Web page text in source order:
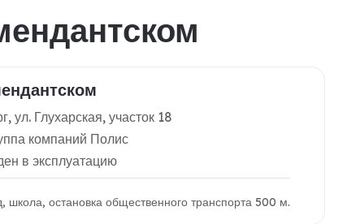
ул. Глухарская, участок 18
компаний Полис
в эксплуатацию
школа, остановка общественного транспорта 500 м.